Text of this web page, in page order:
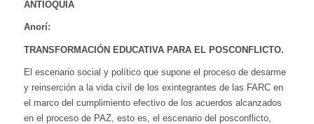
ANTIOQUIA
Anorí:
TRANSFORMACIÓN EDUCATIVA PARA EL POSCONFLICTO.
El escenario social y político que supone el proceso de desarme
y reinserción a la vida civil de los exintegrantes de las FARC en
el marco del cumplimiento efectivo de los acuerdos alcanzados
en el proceso de PAZ, esto es, el escenario del posconflicto,